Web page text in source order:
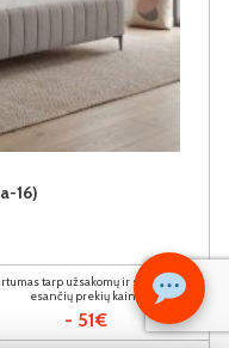
16)
tarp užsakomų ir sandėlyje
esančių prekių kainų
- 51€